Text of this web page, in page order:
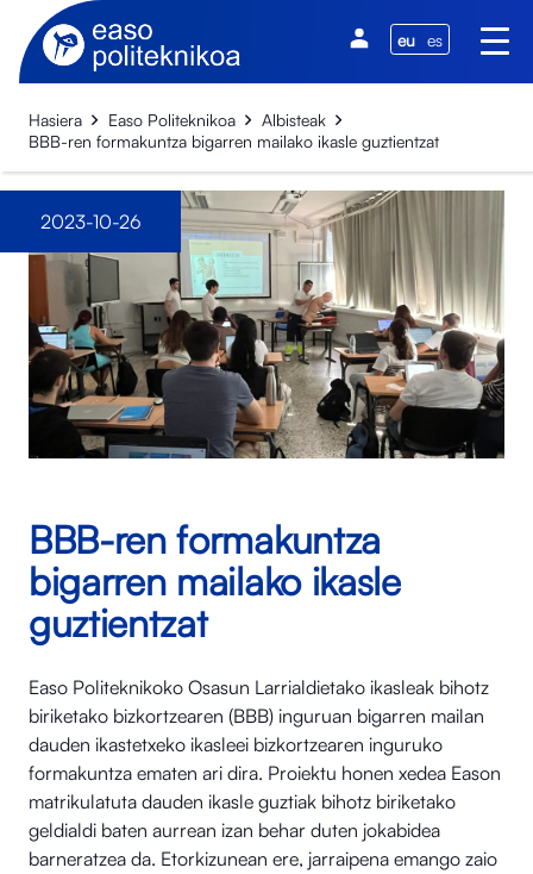
eu es
Hasiera Easo Politeknikoa
Albisteak
BBB-ren formakuntza bigarren mailako ikasle guztientzat
2023-10-26
BBB-ren formakuntza
bigarren mailako ikasle
guztientzat
Easo Politeknikoko Osasun Larrialdietako ikasleak bihotz
biriketako bizkortzearen (BBB) inguruan bigarren mailan
dauden ikastetxeko ikasleei bizkortzearen inguruko
formakuntza ematen ari dira. Proiektu honen xedea Eason
matrikulatuta dauden ikasle guztiak bihotz biriketako
geldialdi baten aurrean izan behar duten jokabidea
barneratzea da. Etorkizunean ere, jarraipena emango zaio